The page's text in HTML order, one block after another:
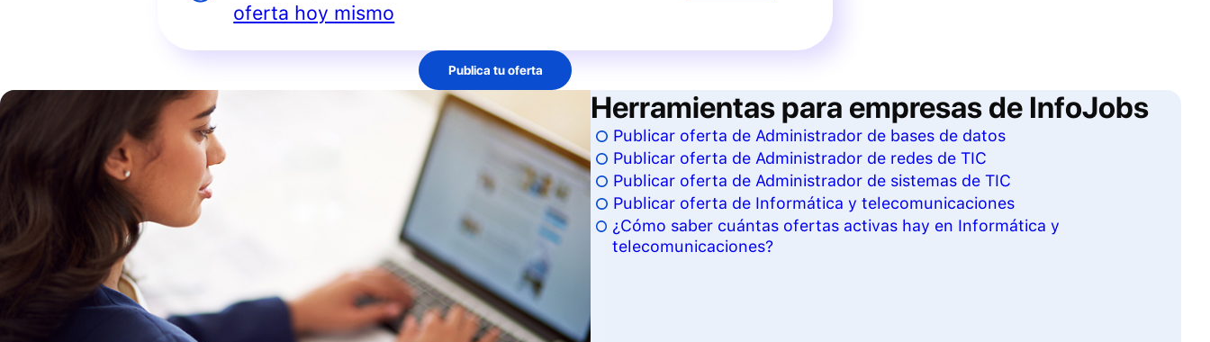
oferta hoy mismo
Publica tu oferta
Herramientas para empresas de InfoJobs
Publicar oferta de Administrador de bases de datos
Publicar oferta de Administrador de redes de TIC
Publicar oferta de Administrador de sistemas de TIC
Publicar oferta de Informática y telecomunicaciones
¿Cómo saber cuántas ofertas activas hay en Informática y
telecomunicaciones?